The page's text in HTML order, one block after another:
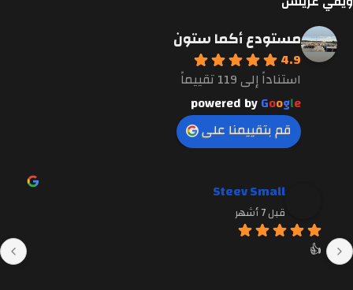
مستودع أكما ستون
4.9
استناداً إلى 119 تقييماً
powered byGoogle
قم بتقييمنا على
Steev Small
قبل 7 أشهر
👍